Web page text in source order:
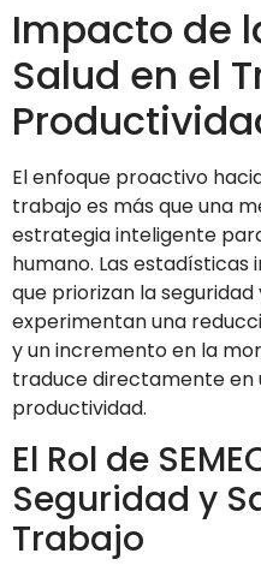
Impacto de
Salud en el
El enfoque proactivo
trabajo es más que una
estrategia inteligente
humano. Las estadísticas
que priorizan la
experimentan una
y un incremento en la
traduce directamente en
productividad.
El Rol de
Seguridad y
Trabajo